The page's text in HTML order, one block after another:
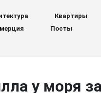
Квартиры
Посты
у моря